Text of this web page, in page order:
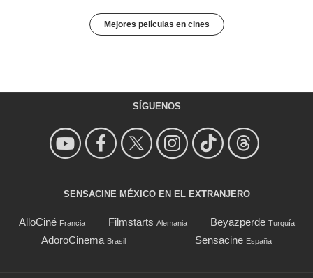
Mejores películas en cines
SÍGUENOS
SENSACINE MÉXICO EN EL EXTRANJERO
AlloCiné Francia Filmstarts Alemania Beyazperde Turquía
AdoroCinema Brasil Sensacine España